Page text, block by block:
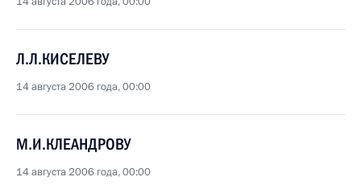
Л.Л.КИСЕЛЕВУ
14 августа 2006 года, 00:00
М.И.КЛЕАНДРОВУ
14 августа 2006 года, 00:00